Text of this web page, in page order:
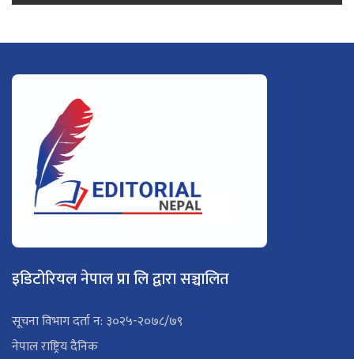
इडिटोरियल नेपाल प्रा लि द्वारा सञ्चालित
सूचना विभाग दर्ता न: ३०२५-२०७८/७९
नेपाल राष्ट्रिय दैनिक